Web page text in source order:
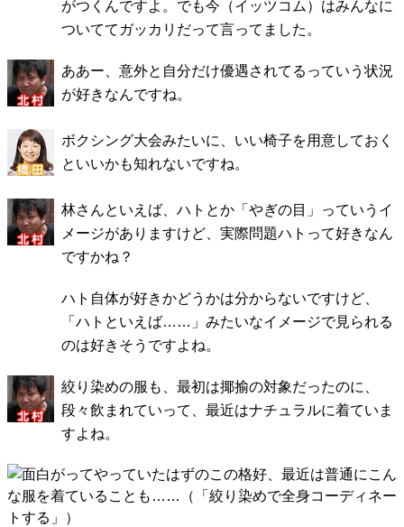
がつくんですよ。でも今（イッツコム）はみんなに
ついててガッカリだって言ってました。
ああー、意外と自分だけ優遇されてるっていう状況
が好きなんですね。
ボクシング大会みたいに、いい椅子を用意しておく
といいかも知れないですね。
林さんといえば、ハトとか「やぎの目」っていうイ
メージがありますけど、実際問題ハトって好きなん
ですかね？
ハト自体が好きかどうかは分からないですけど、
「ハトといえば……」みたいなイメージで見られる
のは好きそうですよね。
絞り染めの服も、最初は揶揄の対象だったのに、
段々飲まれていって、最近はナチュラルに着ていま
すよね。